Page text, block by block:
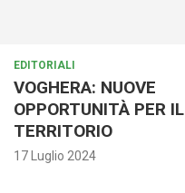
EDITORIALI
VOGHERA: NUOVE
OPPORTUNITÀ PER IL
TERRITORIO
17 Luglio 2024